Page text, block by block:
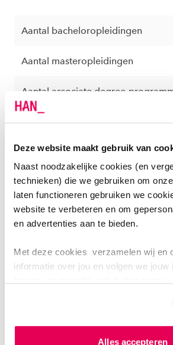
Deze website maakt gebruik van
Naast noodzakelijke cookies (en
technieken) die we gebruiken om
laten functioneren gebruiken we
website te verbeteren en om
en advertenties aan te bieden.
Met deze cookies verzamelen wij en
informatie over jou en volgen we jouw
website en communicatie aan op
van jouw internetgedrag.Alles accepteren
Aantal bacheloropleidingen
Aantal masteropleidingen
Aantal associate degree-
Aantal lectoraten
Aantal Centres of Expertise
Totale omzet in miljoenen